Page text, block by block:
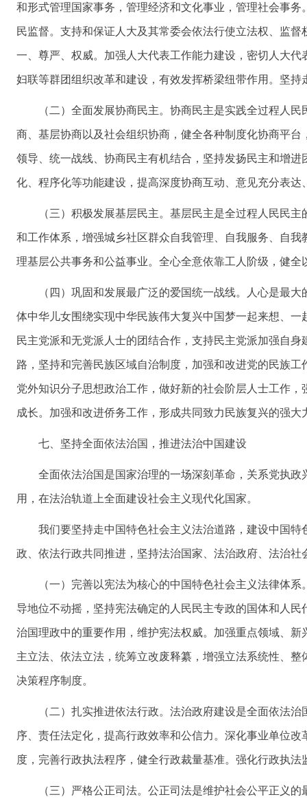
和形式管理国家事务，管理经济和文化事业，管理社会事
民监督。支持和保证人大及其常委会依法行使立法权、监
一、尊严、权威。加强人大代表工作能力建设，密切人大
妇联等群团组织改革和建设，有效发挥桥梁纽带作用。坚
（二）全面发展协商民主。协商民主是实践全过程人
商、基层协商以及社会组织协商，健全各种制度化协商平
领导、统一战线、协商民主有机结合，坚持发扬民主和增
化、程序化等功能建设，提高深度协商互动、意见充分表
（三）积极发展基层民主。基层民主是全过程人民民
和工作体系，增强城乡社区群众自我管理、自我服务、自
理基层公共事务和公益事业。全心全意依靠工人阶级，健
（四）巩固和发展最广泛的爱国统一战线。人心是最
体中华儿女围绕实现中华民族伟大复兴中国梦一起来想、
民主党派和无党派人士的团结合作，支持民主党派加强自
路，坚持和完善民族区域自治制度，加强和改进党的民族
党外知识分子思想政治工作，做好新的社会阶层人士工作
成长。加强和改进侨务工作，形成共同致力民族复兴的强大
七、坚持全面依法治国，推进法治中国建设
全面依法治国是国家治理的一场深刻革命，关系党执
用，在法治轨道上全面建设社会主义现代化国家。
我们要坚持走中国特色社会主义法治道路，建设中国
政、依法行政共同推进，坚持法治国家、法治政府、法治
（一）完善以宪法为核心的中国特色社会主义法律体
导地位不动摇，坚持宪法确定的人民民主专政的国体和人
治国理政中的重要作用，维护宪法权威。加强重点领域、
主立法、依法立法，统筹立改废释纂，增强立法系统性、
决策程序制度。
（二）扎实推进依法行政。法治政府建设是全面依法
序、责任法定化，提高行政效率和公信力。深化事业单位
度，完善行政执法程序，健全行政裁量基准。强化行政执
（三）严格公正司法。公正司法是维护社会公平正义